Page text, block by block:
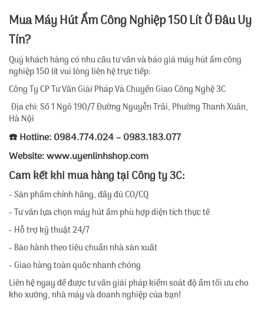
Mua Máy Hút Ẩm Công Nghiệp 150 Lít Ở Đâu Uy
Tín?
Quý khách hàng có nhu cầu tư vấn và báo giá máy hút ẩm công
nghiệp 150 lít vui lòng liên hệ trực tiếp:
Công Ty CP Tư Vấn Giải Pháp Và Chuyển Giao Công Nghệ 3C
Địa chỉ: Số 1 Ngõ 190/7 Đường Nguyễn Trãi, Phường Thanh Xuân,
Hà Nội
☎️ Hotline: 0984.774.024 – 0983.183.077
Website:www.uyenlinhshop.com
Cam kết khi mua hàng tại Công ty 3C:
- Sản phẩm chính hãng, đầy đủ CO/CQ
- Tư vấn lựa chọn máy hút ẩm phù hợp diện tích thực tế
- Hỗ trợ kỹ thuật 24/7
- Bảo hành theo tiêu chuẩn nhà sản xuất
- Giao hàng toàn quốc nhanh chóng
Liên hệ ngay để được tư vấn giải pháp kiểm soát độ ẩm tối ưu cho
kho xưởng, nhà máy và doanh nghiệp của bạn!